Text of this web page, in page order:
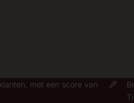
met een score van